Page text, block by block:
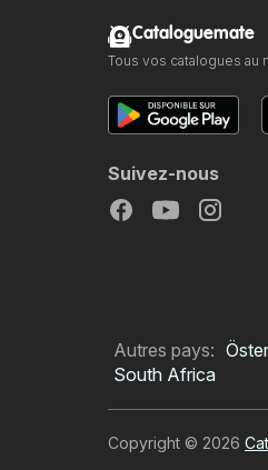
Cataloguemate
Tous vos catalogues au
Suivez-nous
Autres pays:
South Africa
Copyright © 2026